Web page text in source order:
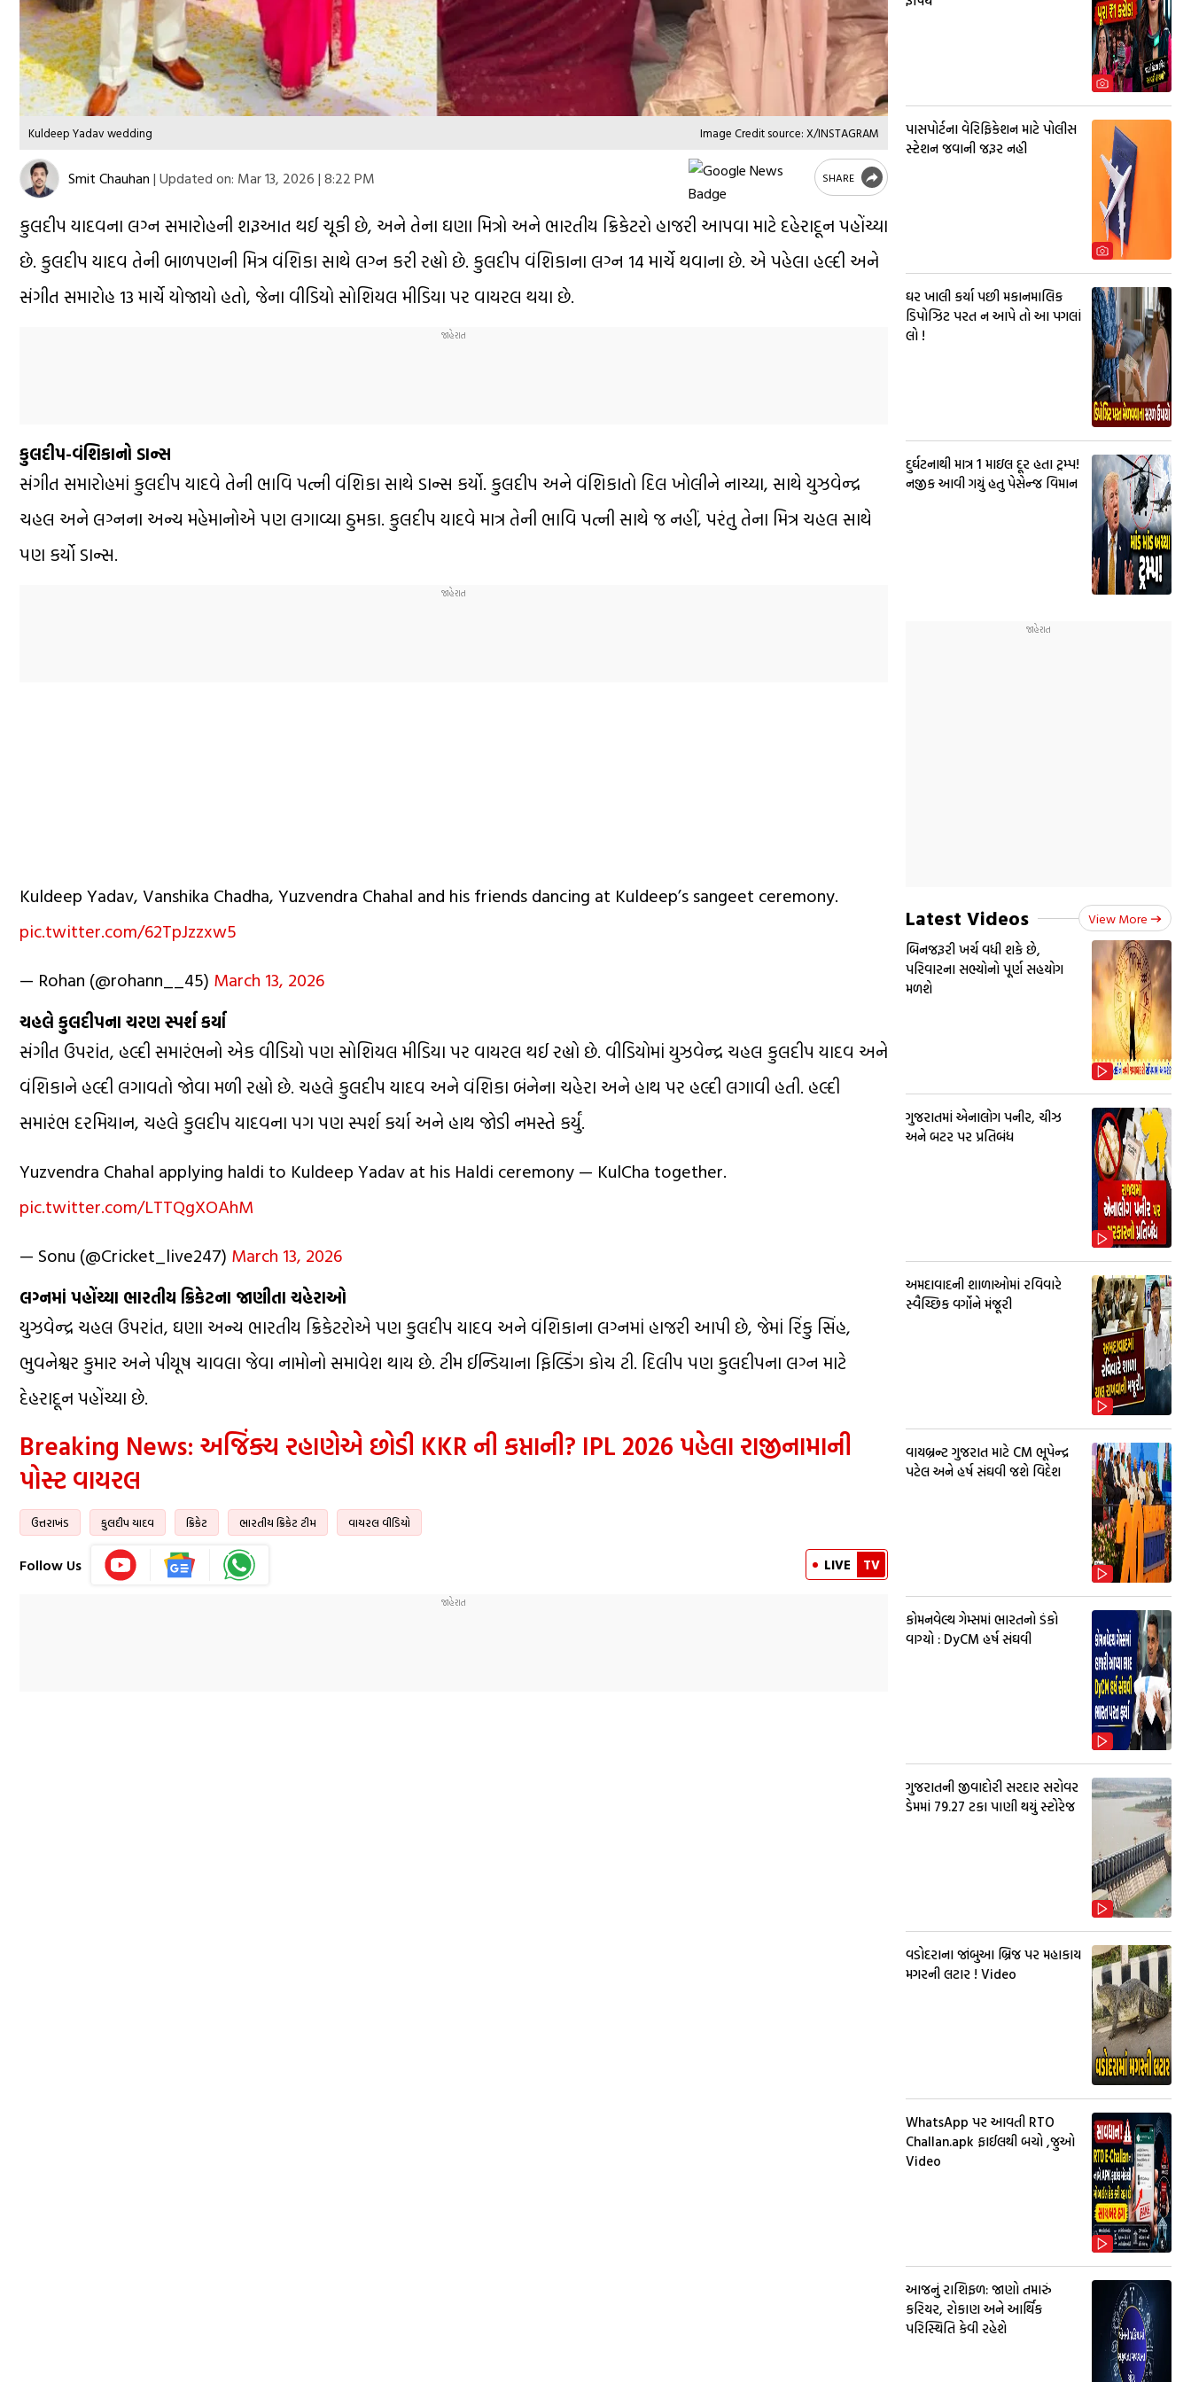
Kuldeep Yadav wedding Image Credit source: X/INSTAGRAM
Smit Chauhan | Updated on: Mar 13, 2026 | 8:22 PM SHARE
કુલદીપ યાદવના લગ્ન સમારોહની શરૂઆત થઈ ચૂકી છે, અને તેના ઘણા મિત્રો અને ભારતીય ક્રિકેટરો હાજરી આપવા માટે દહેરાદૂન પહોંચ્યા
છે. કુલદીપ યાદવ તેની બાળપણની મિત્ર વંશિકા સાથે લગ્ન કરી રહ્યો છે. કુલદીપ વંશિકાના લગ્ન 14 માર્ચે થવાના છે. એ પહેલા હલ્દી અને
સંગીત સમારોહ 13 માર્ચે યોજાયો હતો, જેના વીડિયો સોશિયલ મીડિયા પર વાયરલ થયા છે.
કુલદીપ-વંશિકાનો ડાન્સ
સંગીત સમારોહમાં કુલદીપ યાદવે તેની ભાવિ પત્ની વંશિકા સાથે ડાન્સ કર્યો. કુલદીપ અને વંશિકાતો દિલ ખોલીને નાચ્યા, સાથે યુઝવેન્દ્ર
ચહલ અને લગ્નના અન્ય મહેમાનોએ પણ લગાવ્યા ઠુમકા. કુલદીપ યાદવે માત્ર તેની ભાવિ પત્ની સાથે જ નહીં, પરંતુ તેના મિત્ર ચહલ સાથે
પણ કર્યો ડાન્સ.
Kuldeep Yadav, Vanshika Chadha, Yuzvendra Chahal and his friends dancing at Kuldeep’s sangeet ceremony.
pic.twitter.com/62TpJzzxw5
— Rohan (@rohann__45) March 13, 2026
ચહલે કુલદીપના ચરણ સ્પર્શ કર્યા
સંગીત ઉપરાંત, હલ્દી સમારંભનો એક વીડિયો પણ સોશિયલ મીડિયા પર વાયરલ થઈ રહ્યો છે. વીડિયોમાં યુઝવેન્દ્ર ચહલ કુલદીપ યાદવ અને
વંશિકાને હલ્દી લગાવતો જોવા મળી રહ્યો છે. ચહલે કુલદીપ યાદવ અને વંશિકા બંનેના ચહેરા અને હાથ પર હલ્દી લગાવી હતી. હલ્દી
સમારંભ દરમિયાન, ચહલે કુલદીપ યાદવના પગ પણ સ્પર્શ કર્યા અને હાથ જોડી નમસ્તે કર્યું.
Yuzvendra Chahal applying haldi to Kuldeep Yadav at his Haldi ceremony — KulCha together.
pic.twitter.com/LTTQgXOAhM
— Sonu (@Cricket_live247) March 13, 2026
લગ્નમાં પહોંચ્યા ભારતીય ક્રિકેટના જાણીતા ચહેરાઓ
યુઝવેન્દ્ર ચહલ ઉપરાંત, ઘણા અન્ય ભારતીય ક્રિકેટરોએ પણ કુલદીપ યાદવ અને વંશિકાના લગ્નમાં હાજરી આપી છે, જેમાં રિંકુ સિંહ,
ભુવનેશ્વર કુમાર અને પીયૂષ ચાવલા જેવા નામોનો સમાવેશ થાય છે. ટીમ ઈન્ડિયાના ફિલ્ડિંગ કોચ ટી. દિલીપ પણ કુલદીપના લગ્ન માટે
દેહરાદૂન પહોંચ્યા છે.
Breaking News: અજિંક્ય રહાણેએ છોડી KKR ની કપ્તાની? IPL 2026 પહેલા રાજીનામાની
પોસ્ટ વાયરલ
ઉત્તરાખંડ કુલદીપ યાદવ ક્રિકેટ ભારતીય ક્રિકેટ ટીમ વાયરલ વીડિયો
Follow Us LIVE TV
પાસપોર્ટના વેરિફિકેશન માટે પોલીસ
સ્ટેશન જવાની જરૂર નહી
ઘર ખાલી કર્યા પછી મકાનમાલિક
ડિપોઝિટ પરત ન આપે તો આ પગલાં
લો !
દુર્ઘટનાથી માત્ર 1 માઇલ દૂર હતા ટ્રમ્પ!
નજીક આવી ગયું હતુ પેસેન્જ વિમાન
Latest Videos View More
બિનજરૂરી ખર્ચ વધી શકે છે,
પરિવારના સભ્યોનો પૂર્ણ સહયોગ
મળશે
ગુજરાતમાં એનાલોગ પનીર, ચીઝ
અને બટર પર પ્રતિબંધ
અમદાવાદની શાળાઓમાં રવિવારે
સ્વૈચ્છિક વર્ગોને મંજૂરી
વાયબ્રન્ટ ગુજરાત માટે CM ભૂપેન્દ્ર
પટેલ અને હર્ષ સંઘવી જશે વિદેશ
કોમનવેલ્થ ગેમ્સમાં ભારતનો ડંકો
વાગ્યો : DyCM હર્ષ સંઘવી
ગુજરાતની જીવાદોરી સરદાર સરોવર
ડેમમાં 79.27 ટકા પાણી થયું સ્ટોરેજ
વડોદરાના જાંબુઆ બ્રિજ પર મહાકાય
મગરની લટાર ! Video
WhatsApp પર આવતી RTO
Challan.apk ફાઈલથી બચો ,જુઓ
Video
આજનું રાશિફળ: જાણો તમારું
કરિયર, રોકાણ અને આર્થિક
પરિસ્થિતિ કેવી રહેશે